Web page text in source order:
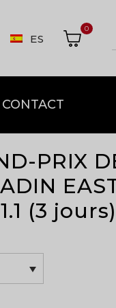
ES
0
CONTACT
PRIX
(3 jours)